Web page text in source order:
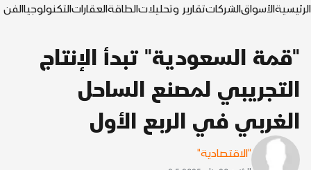
الرئيسيةالأسواقالشركاتتقارير وتحليلاتالطاقةالعقاراتالتكنولوجياالفن
"قمة السعودية" تبدأ الإنتاج
التجريبي لمصنع الساحل
الغربي في الربع الأول
"الاقتصادية"